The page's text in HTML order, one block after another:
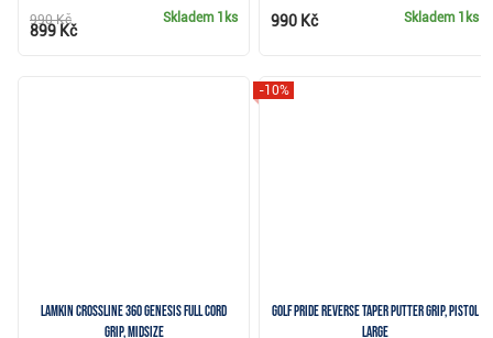
Skladem 1ks
990 Kč
899 Kč
Skladem 1ks
990 Kč
Lamkin Crossline 360 Genesis Full Cord
grip, Midsize
Golf Pride Reverse Taper putter grip, Pistol
Large
-10%